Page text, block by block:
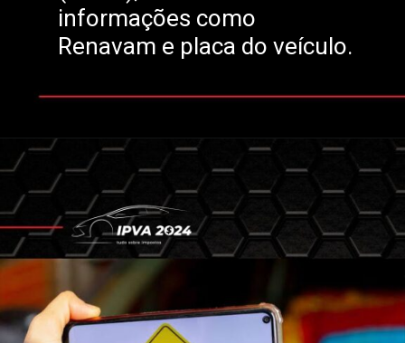
informações como
Renavam e placa do veículo.